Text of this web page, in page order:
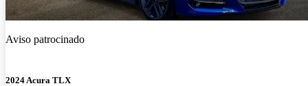
Aviso patrocinado
2024 Acura TLX